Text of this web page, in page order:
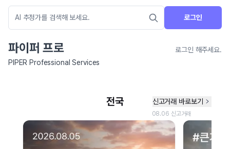
로그인
파이퍼 프로
로그인 해주세요.
PIPER Professional Services